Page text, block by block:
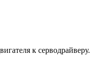
к серводрайверу.